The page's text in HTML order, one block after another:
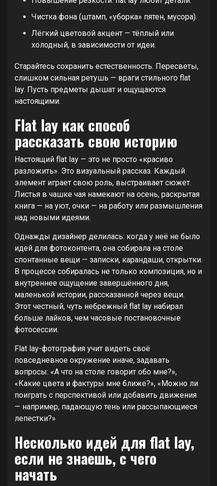
Чистка фона (штамп, «уборка» пятен, мусора).
Лёгкий цветовой акцент — тёплый или
холодный, в зависимости от идеи.
Старайтесь сохранить естественность. Пересветы,
слишком сильная ретушь — враги стильного flat
lay. Пусть предметы дышат и ощущаются
настоящими.
Flat lay как способ
рассказать свою историю
Настоящий flat lay — это не просто «красиво
разложить». Это визуальный рассказ. Каждый
элемент играет свою роль, выстраивает сюжет.
Листья в чашке чая намекают на осень, раскрытая
книга — на уют, очки — на работу или размышления
над новыми идеями.
Однажды дизайнер делилась: когда у неё не было
идей для фотоконтента, она собирала на столе
спонтанные вещи — записки, карандаши, открытки.
В процессе собиралась не только композиция, но и
внутреннее ощущение завершённого дня,
маленькой истории, рассказанной через вещи.
Этот честный, чуть небрежный flat lay набирал
больше лайков, чем часовые постановочные
фотосессии.
Flat lay-фотография учит видеть своё
повседневное окружение иначе, задавать
вопросы: «А что на столе говорит обо мне?»,
«Какие цвета и фактуры мне ближе?», «Можно ли
поиграть с перспективой или добавить движения
— например, падающую тень или рассыпающиеся
лепестки?»
Несколько идей для flat lay,
если не знаешь, с чего
начать